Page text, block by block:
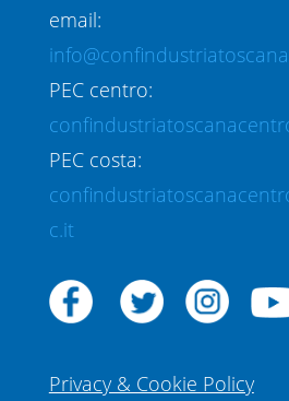
email:
PEC centro:
PEC costa:
c.it
Privacy & Cookie Policy